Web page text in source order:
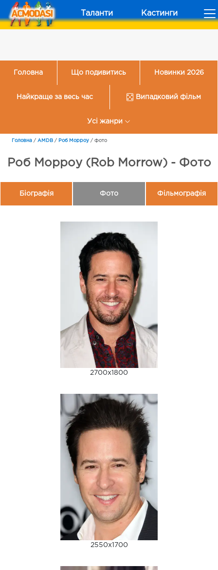
Таланти Кастинги
Головна Що подивитись Новинки 2026
Найкраще за весь час Випадковий фільм
Усі жанри
Головна / AMDB / Роб Морроу / Фото
Роб Морроу (Rob Morrow) - Фото
Біографія Фото Фільмографія
2700x1800
2550x1700